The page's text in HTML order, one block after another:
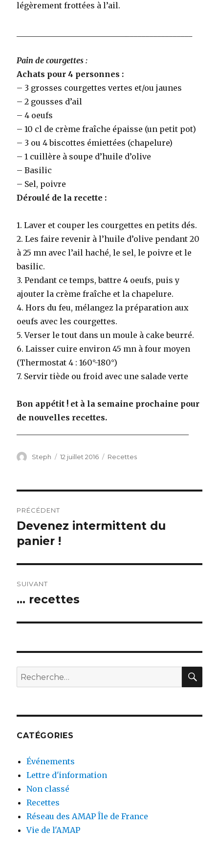
légèrement frottées à l’ail.
Pain de courgettes :
Achats pour 4 personnes :
– 3 grosses courgettes vertes et/ou jaunes
– 2 gousses d’ail
– 4 oeufs
– 10 cl de crème fraîche épaisse (un petit pot)
– 3 ou 4 biscottes émiettées (chapelure)
– 1 cuillère à soupe d’huile d’olive
– Basilic
– Sel, poivre
Déroulé de la recette :
1. Laver et couper les courgettes en petits dés.
2. Les faire revenir à l’huile d’olive pendant 20
à 25 mn avec l’ail haché, le sel, le poivre et le
basilic.
3. Pendant ce temps, battre 4 oeufs, puis y
ajouter la crème fraîche et la chapelure.
4. Hors du feu, mélangez la préparation aux
oeufs avec les courgettes.
5. Verser le tout dans un moule à cake beurré.
6. Laisser cuire environ 45 mn à four moyen
(Thermostat 4 : 160°-180°)
7. Servir tiède ou froid avec une salade verte
Bon appétit ! et à la semaine prochaine pour
de nouvelles recettes.
Auteur
Steph
Publié
12 juillet 2016 Catégories
Recettes
de
l’article
PRÉCÉDENT
Article
précédent :
Devenez intermittent du
panier !
SUIVANT
Article
… recettes
Recherche
pour
CATÉGORIES
Événements
Lettre d'information
Non classé
Recettes
Réseau des AMAP Île de France
Vie de l'AMAP